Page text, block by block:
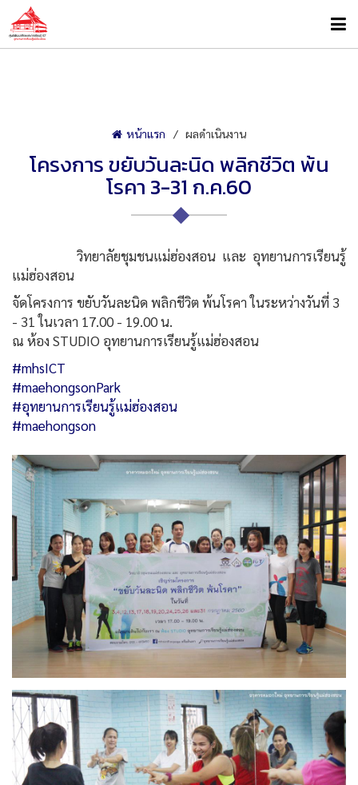
หน้าแรก ผลดำเนินงาน
โครงการ ขยับวันละนิด พลิกชีวิต พ้น
โรคา 3-31 ก.ค.60
วิทยาลัยชุมชนแม่ฮ่องสอน และ อุทยานการเรียนรู้
แม่ฮ่องสอน
จัดโครงการ ขยับวันละนิด พลิกชีวิต พ้นโรคา ในระหว่างวันที่ 3
- 31 ในเวลา 17.00 - 19.00 น.
ณ ห้อง STUDIO อุทยานการเรียนรู้แม่ฮ่องสอน
#mhsICT
#maehongsonPark
#อุทยานการเรียนรู้แม่ฮ่องสอน
#maehongson